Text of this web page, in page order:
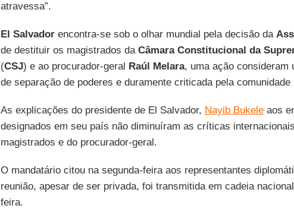
atravessa”.
El Salvadorencontra-se sob o olhar mundial pela decisão da
de destituir os magistrados da Câmara Constitucional da
(CSJ) e ao procurador-geral Raúl Melara, uma ação consideram
de separação de poderes e duramente criticada pela comunidade
As explicações do presidente de El Salvador, Nayib Bukeleaos
designados em seu país não diminuíram as críticas
magistrados e do procurador-geral.
O mandatário citou na segunda-feira aos representantes
reunião, apesar de ser privada, foi transmitida em cadeia
feira.